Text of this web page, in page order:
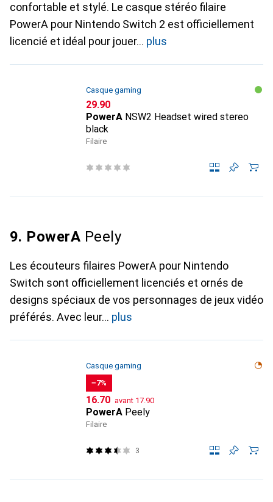
confortable et stylé. Le casque stéréo filaire
PowerA pour Nintendo Switch 2 est officiellement
licencié et idéal pour jouer
plus
Casque gaming
CHF
29.90
PowerA NSW2 Headset wired stereo
black
Filaire
9. PowerA Peely
Les écouteurs filaires PowerA pour Nintendo
Switch sont officiellement licenciés et ornés de
designs spéciaux de vos personnages de jeux vidéo
préférés. Avec leur
plus
Casque gaming
−7%
CHF
16.70 avant CHF
17.90
PowerA Peely
Filaire
3